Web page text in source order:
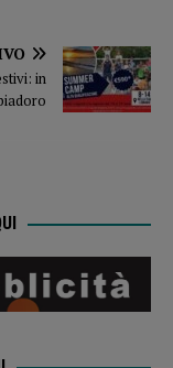
in